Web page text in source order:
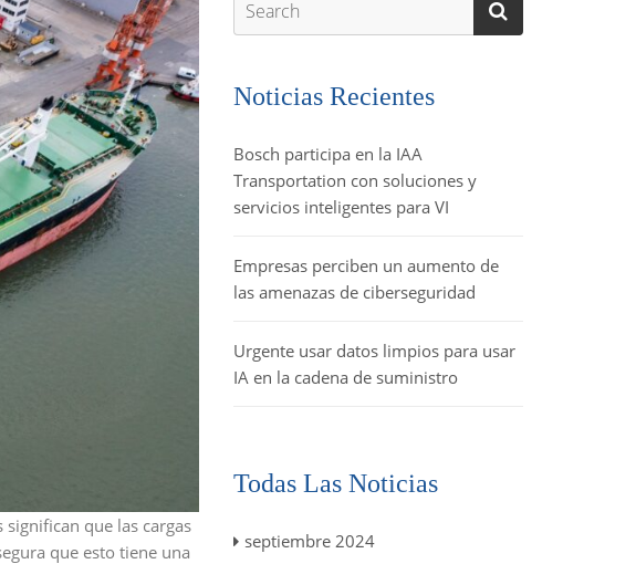
que las cargas
que esto tiene una
Noticias Recientes
Bosch participa en la IAA
Transportation con soluciones y
servicios inteligentes para VI
Empresas perciben un aumento de
las amenazas de ciberseguridad
Urgente usar datos limpios para usar
IA en la cadena de suministro
Todas Las Noticias
septiembre 2024